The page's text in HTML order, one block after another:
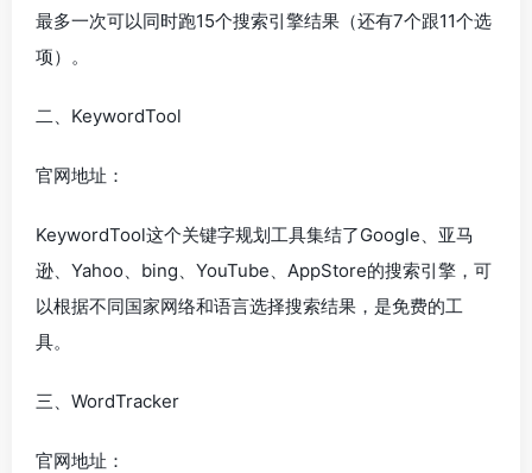
最多一次可以同时跑15个搜索引擎结果（还有7个跟11个选
项）。
二、KeywordTool
官网地址：
KeywordTool这个关键字规划工具集结了Google、亚马
逊、Yahoo、bing、YouTube、AppStore的搜索引擎，可
以根据不同国家网络和语言选择搜索结果，是免费的工
具。
三、WordTracker
官网地址：